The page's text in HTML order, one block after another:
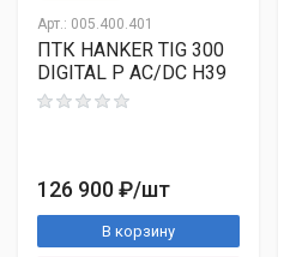
Нужно предоставить:
ФИО
Арт.: 005.400.401
ПТК HANKER TIG 300
DIGITAL P AC/DC H39
126 900 ₽/шт
В корзину